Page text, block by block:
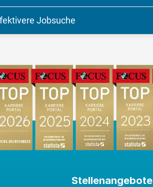
Jobsuche
Stellenangebote